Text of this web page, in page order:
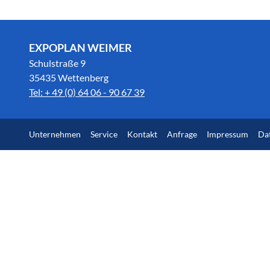
EXPOPLAN WEIMER
Schulstraße 9
35435 Wettenberg
Tel: + 49 (0) 64 06 - 90 67 39
Unternehmen Service Kontakt Anfrage Impressum